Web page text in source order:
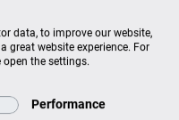
data, to improve our website,
great website experience. For
the settings.
Performance